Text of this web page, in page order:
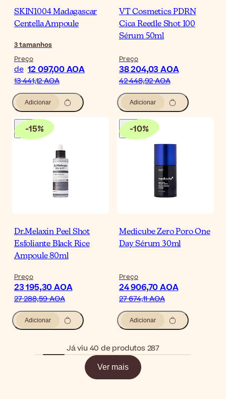
SKIN1004 Madagascar
Centella Ampoule
3tamanhos
Preço
de 12 097,00 AOA
13 441,12 AOA
Adicionar
VT Cosmetics PDRN
Cica Reedle Shot 100
Sérum 50ml
Preço
38 204,03 AOA
42 448,92 AOA
Adicionar
-15%
Dr.Melaxin Peel Shot
Esfoliante Black Rice
Ampoule 80ml
Preço
23 195,30 AOA
27 288,59 AOA
Adicionar
-10%
Medicube Zero Poro One
Day Sérum 30ml
Preço
24 906,70 AOA
27 674,11 AOA
Adicionar
Já viu 40 de produtos 287
Ver mais